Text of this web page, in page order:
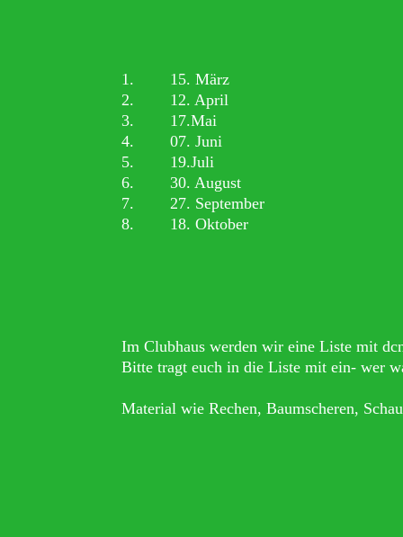
​1. 15. März​
2. 12. April
3. 17.Mai
4. 07. Juni
5. 19.Juli
6. 30. August
7. 27. September
8. 18. Oktober
Im Clubhaus werden wir eine Liste mit
Bitte tragt euch in die Liste mit ein- wer
Material wie Rechen, Baumscheren,